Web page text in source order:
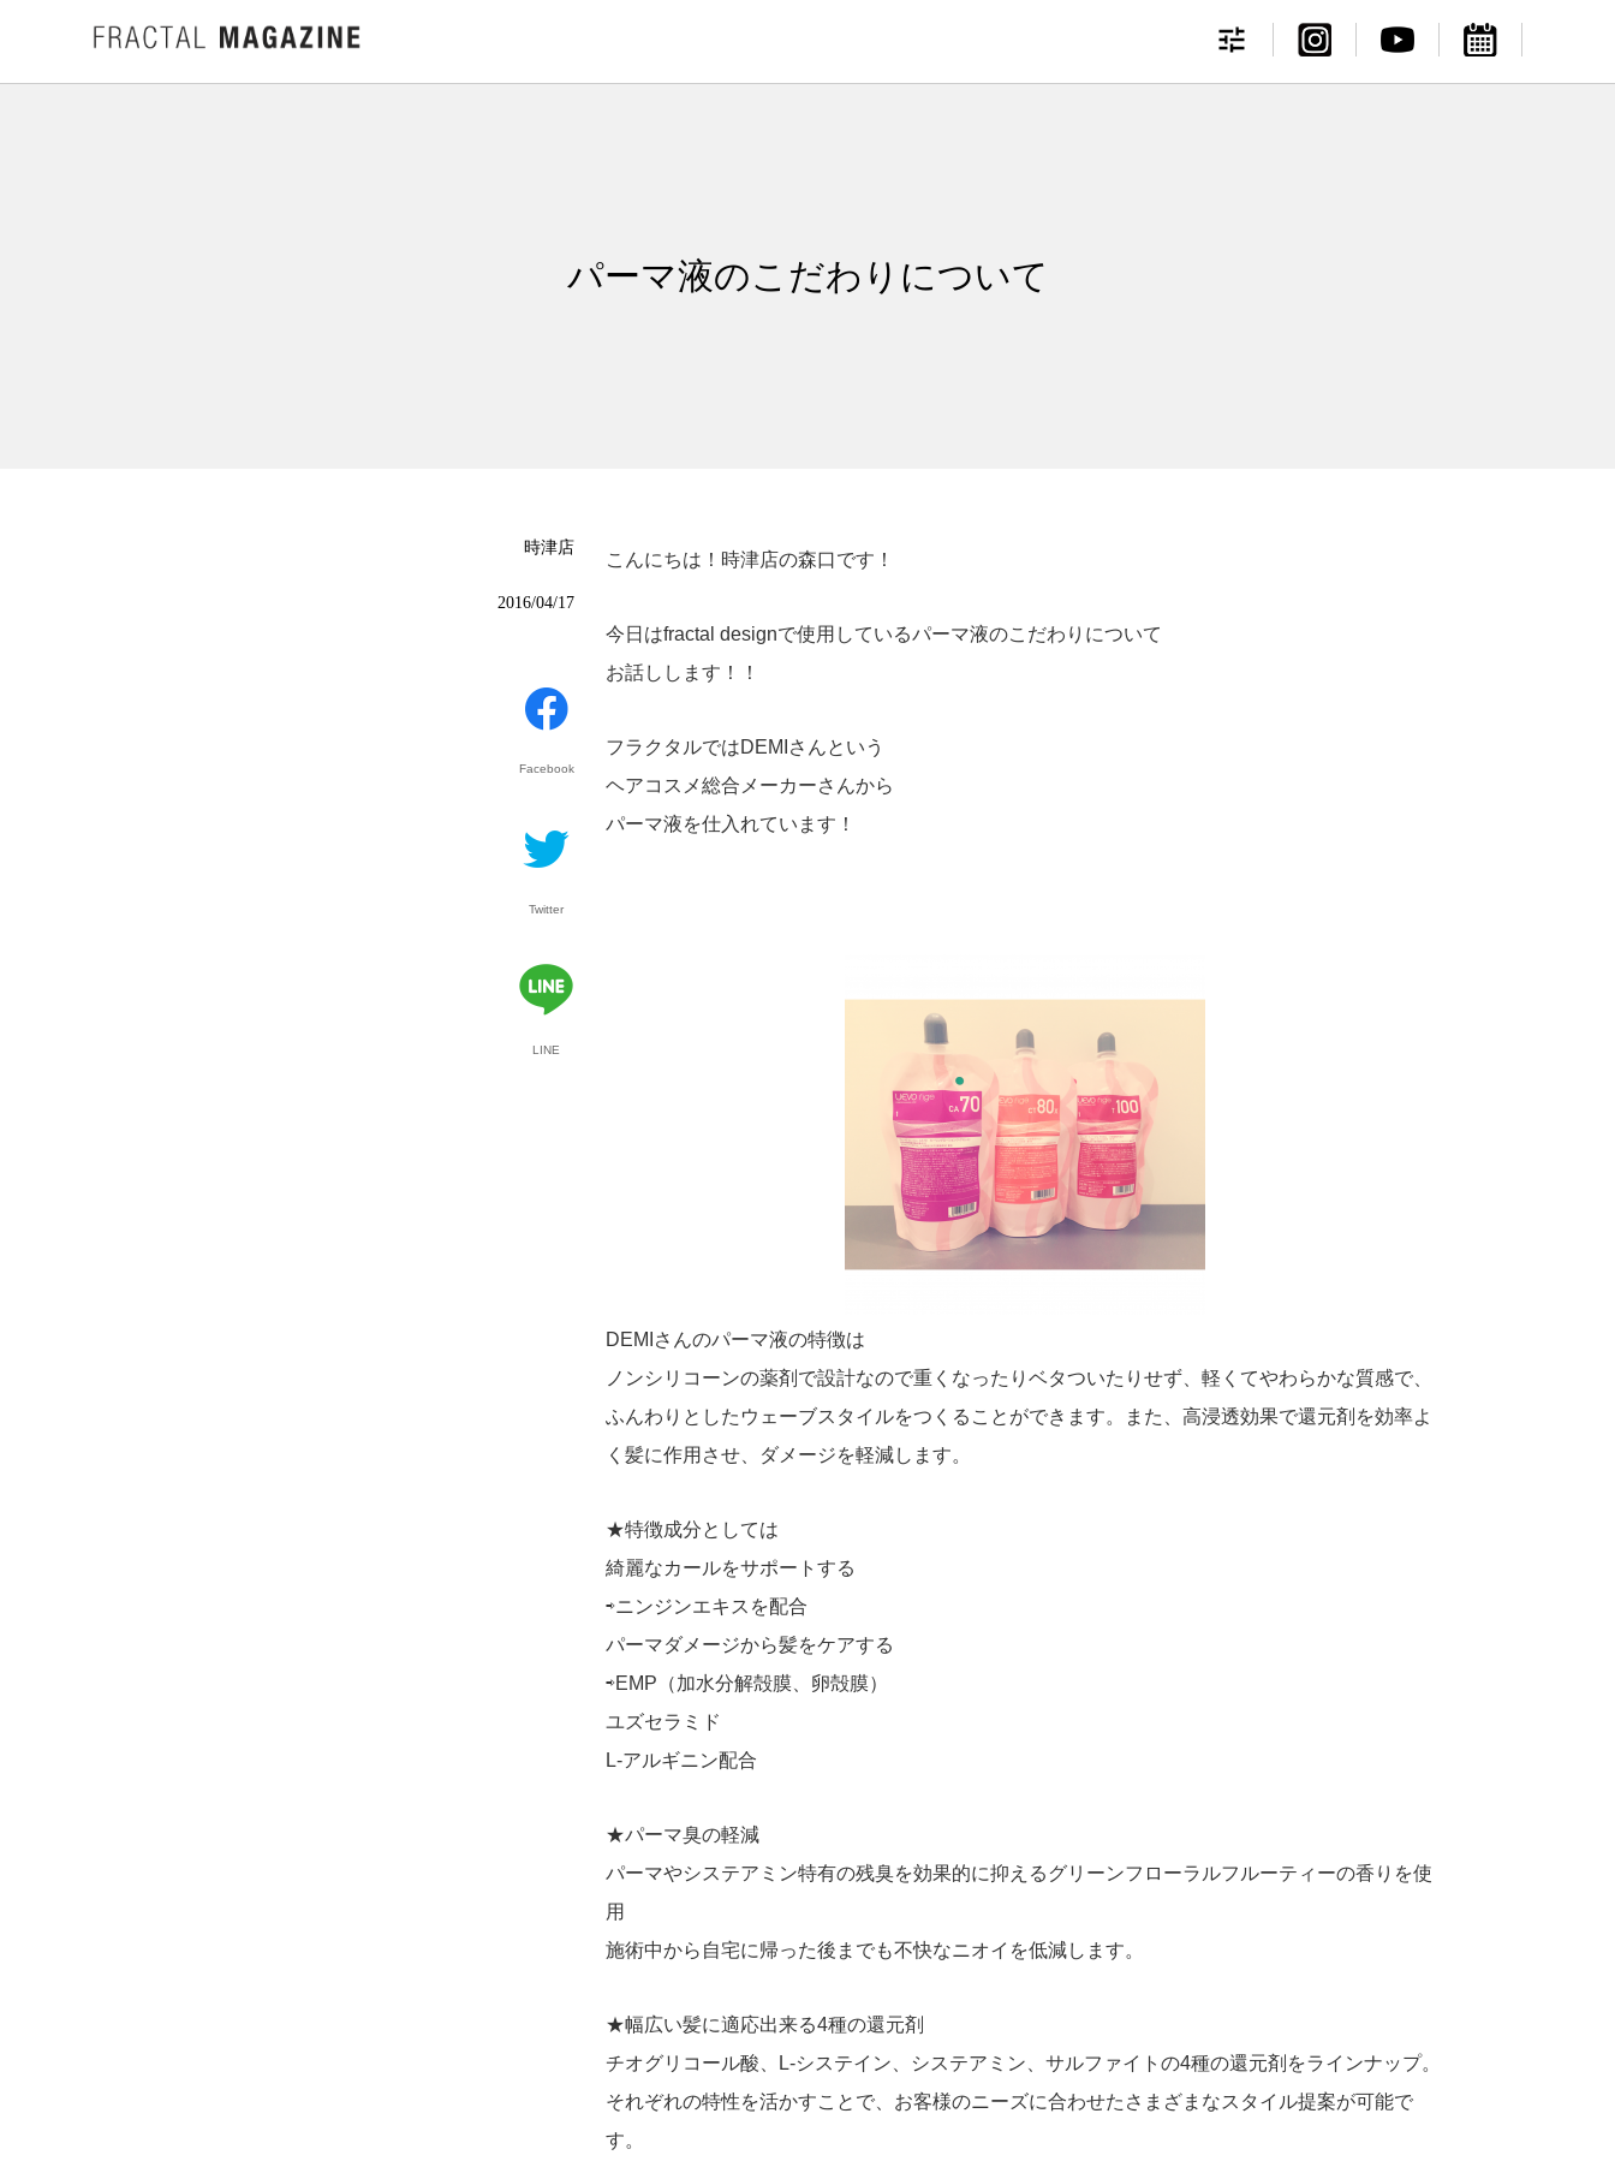
パーマ液のこだわりについて
時津店
2016/04/17
Facebook
Twitter
LINE
こんにちは！時津店の森口です！
今日はfractal designで使用しているパーマ液のこだわりについて
お話しします！！
フラクタルではDEMIさんという
ヘアコスメ総合メーカーさんから
パーマ液を仕入れています！
DEMIさんのパーマ液の特徴は
ノンシリコーンの薬剤で設計なので重くなったりベタついたりせず、軽くてやわらかな質感で、
ふんわりとしたウェーブスタイルをつくることができます。また、高浸透効果で還元剤を効率よ
く髪に作用させ、ダメージを軽減します。
★特徴成分としては
綺麗なカールをサポートする
⇨ニンジンエキスを配合
パーマダメージから髪をケアする
⇨EMP（加水分解殻膜、卵殻膜）
ユズセラミド
L-アルギニン配合
★パーマ臭の軽減
パーマやシステアミン特有の残臭を効果的に抑えるグリーンフローラルフルーティーの香りを使
用
施術中から自宅に帰った後までも不快なニオイを低減します。
★幅広い髪に適応出来る4種の還元剤
チオグリコール酸、L-システイン、システアミン、サルファイトの4種の還元剤をラインナップ。
それぞれの特性を活かすことで、お客様のニーズに合わせたさまざまなスタイル提案が可能で
す。